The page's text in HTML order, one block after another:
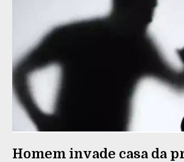
Homem invade casa da